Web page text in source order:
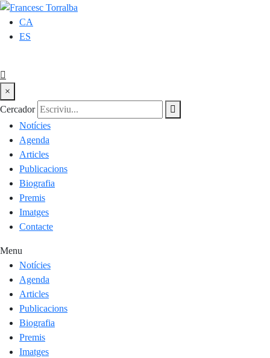
CA
ES
×
Cercador
Notícies
Agenda
Articles
Publicacions
Biografia
Premis
Imatges
Contacte
Menu
Notícies
Agenda
Articles
Publicacions
Biografia
Premis
Imatges